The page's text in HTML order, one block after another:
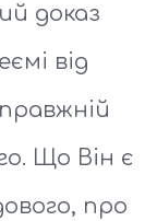
доказ
від
Що Він є
про